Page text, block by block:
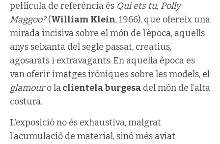
pel·lícula de referència és Qui ets tu, Polly
Maggoo?(William Klein, 1966), que ofereix una
mirada incisiva sobre el món de l’època, aquells
anys seixanta del segle passat, creatius,
agosarats i extravagants. En aquella època es
van oferir imatges iròniques sobre les models, el
glamouro laclientela burgesa del món de l’alta
costura.
L’exposició no és exhaustiva, malgrat
l’acumulació de material, sinó més aviat